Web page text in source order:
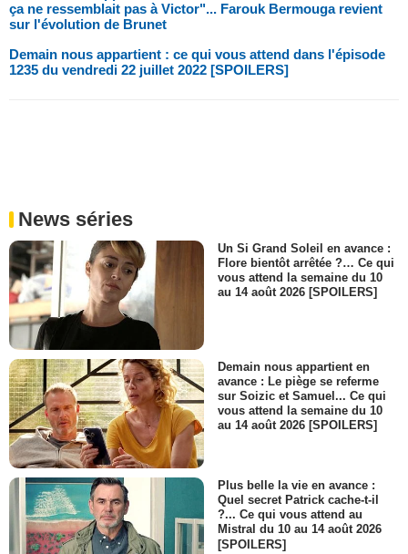
ça ne ressemblait pas à Victor"... Farouk Bermouga revient
sur l'évolution de Brunet
Demain nous appartient : ce qui vous attend dans l'épisode
1235 du vendredi 22 juillet 2022 [SPOILERS]
News séries
Un Si Grand Soleil en avance :
Flore bientôt arrêtée ?… Ce qui
vous attend la semaine du 10
au 14 août 2026 [SPOILERS]
Demain nous appartient en
avance : Le piège se referme
sur Soizic et Samuel... Ce qui
vous attend la semaine du 10
au 14 août 2026 [SPOILERS]
Plus belle la vie en avance :
Quel secret Patrick cache-t-il
?... Ce qui vous attend au
Mistral du 10 au 14 août 2026
[SPOILERS]